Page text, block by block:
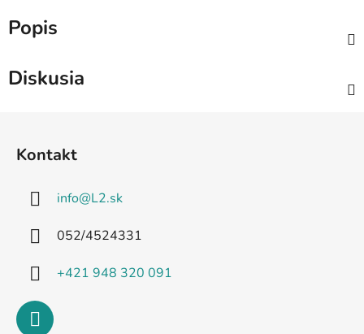
Popis
Diskusia
Kontakt
info@L2.sk
052/4524331
+421 948 320 091